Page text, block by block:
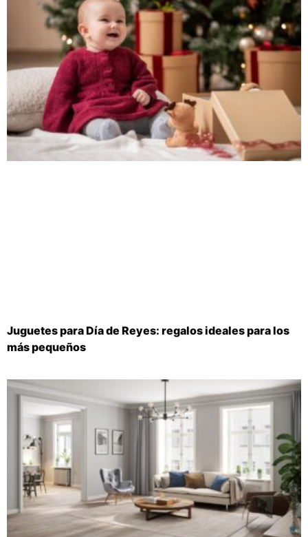
Juguetes para Día de Reyes: regalos ideales para los
más pequeños